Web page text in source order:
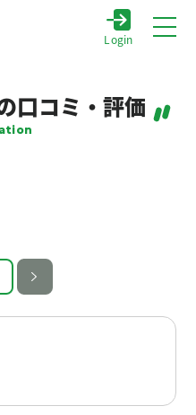
Login
口コミ・評価